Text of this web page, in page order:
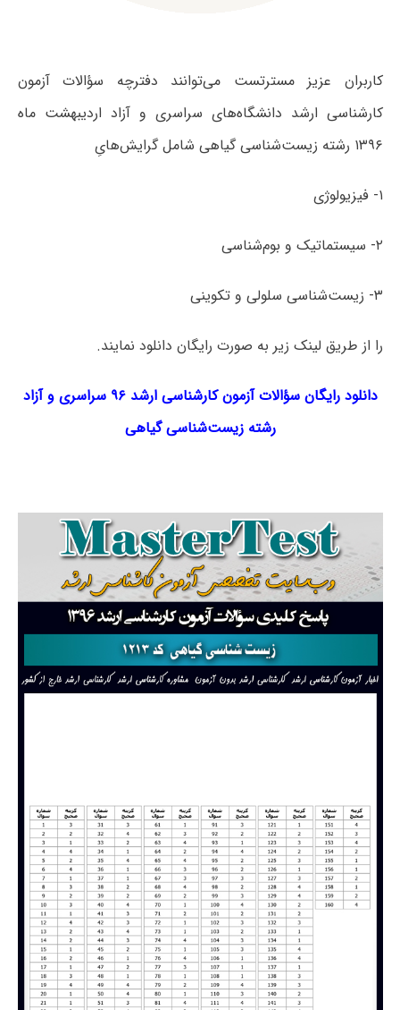
کاربران عزیز مسترتست می‌توانند دفترچه سؤالات آزمون
کارشناسی ارشد دانشگاه‌های سراسری و آزاد اردیبهشت ماه
۱۳۹۶ رشته زیست‌شناسی گیاهی شامل گرایش‌هایِ
۱- فیزیولوژی
۲- سیستماتیک و بوم‌شناسی
۳- زیست‌شناسی سلولی و تکوینی
را از طریق لینک‌ زیر به صورت رایگان دانلود نمایند.
دانلود رایگان سؤالات آزمون کارشناسی ارشد ۹۶ سراسری و آزاد
رشتهزیست‌شناسی گیاهی